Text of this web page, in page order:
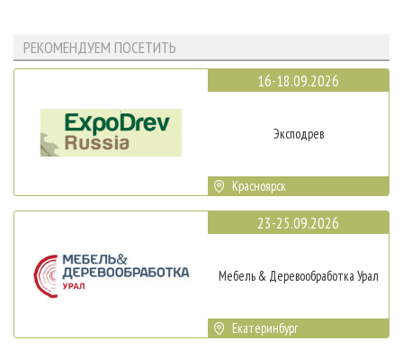
РЕКОМЕНДУЕМ ПОСЕТИТЬ
16-18.09.2026
Эксподрев
Красноярск
23-25.09.2026
Мебель & Деревообработка Урал
Екатеринбург